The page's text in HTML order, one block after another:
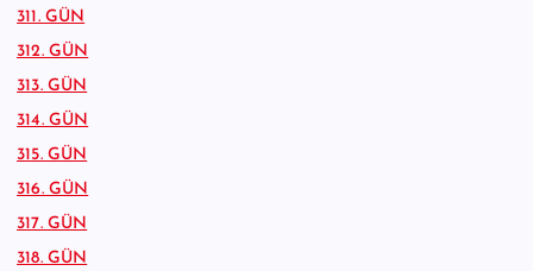
311. GÜN
312. GÜN
313. GÜN
314. GÜN
315. GÜN
316. GÜN
317. GÜN
318. GÜN